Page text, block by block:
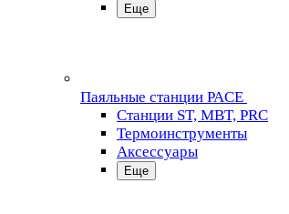
Еще
Паяльные станции PACE
Станции ST, MBT, PRC
Термоинструменты
Аксессуары
Еще